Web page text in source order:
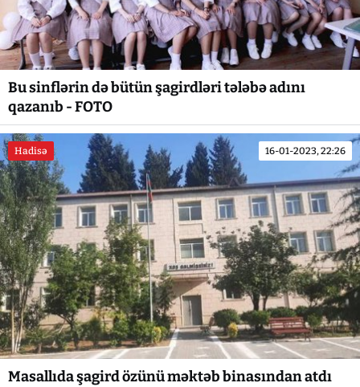
Bu sinflərin də bütün şagirdləri tələbə adını
qazanıb - FOTO
Hadisə 16-01-2023, 22:26
Masallıda şagird özünü məktəb binasından atdı